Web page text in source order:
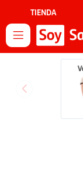
TIENDA
